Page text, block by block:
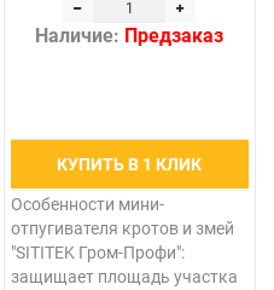
Наличие: Предзаказ
КУПИТЬ В 1 КЛИК
Особенности мини-
отпугивателя кротов и змей
"SITITEK Гром-Профи":
защищает площадь участка